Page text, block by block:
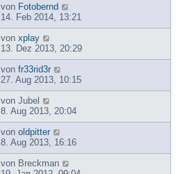
von Fotobernd
14. Feb 2014, 13:21
von xplay
13. Dez 2013, 20:29
von fr33rid3r
27. Aug 2013, 10:15
von Jubel
8. Aug 2013, 20:04
von oldpitter
8. Aug 2013, 16:16
von Breckman